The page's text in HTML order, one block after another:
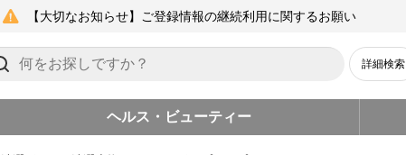
【大切なお知らせ】ご登録情報の継続利用に関するお願い
詳細検索
ヘルス・ビューティー